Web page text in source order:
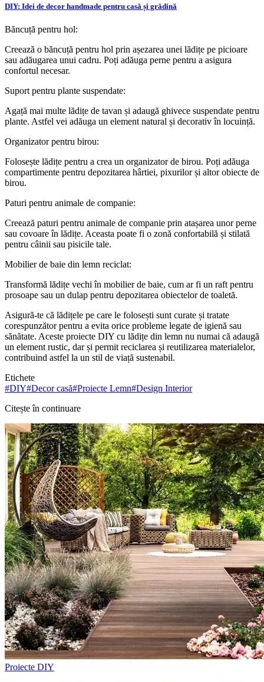
DIY: Idei de decor handmade pentru casă și grădină
Băncuță pentru hol:
Creează o băncuță pentru hol prin așezarea unei lădițe pe picioare
sau adăugarea unui cadru. Poți adăuga perne pentru a asigura
confortul necesar.
Suport pentru plante suspendate:
Agață mai multe lădițe de tavan și adaugă ghivece suspendate pentru
plante. Astfel vei adăuga un element natural și decorativ în locuință.
Organizator pentru birou:
Folosește lădițe pentru a crea un organizator de birou. Poți adăuga
compartimente pentru depozitarea hârtiei, pixurilor și altor obiecte de
birou.
Paturi pentru animale de companie:
Creează paturi pentru animale de companie prin atașarea unor perne
sau covoare în lădițe. Aceasta poate fi o zonă confortabilă și stilată
pentru câinii sau pisicile tale.
Mobilier de baie din lemn reciclat:
Transformă lădițe vechi în mobilier de baie, cum ar fi un raft pentru
prosoape sau un dulap pentru depozitarea obiectelor de toaletă.
Asigură-te că lădițele pe care le folosești sunt curate și tratate
corespunzător pentru a evita orice probleme legate de igienă sau
sănătate. Aceste proiecte DIY cu lădițe din lemn nu numai că adaugă
un element rustic, dar și permit reciclarea și reutilizarea materialelor,
contribuind astfel la un stil de viață sustenabil.
Etichete
#DIY#Decor casă#Proiecte Lemn#Design Interior
Citește în continuare
Proiecte DIY